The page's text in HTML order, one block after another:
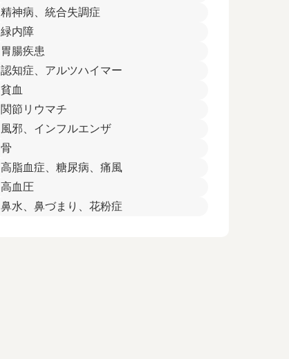
精神病、統合失調症
緑内障
胃腸疾患
認知症、アルツハイマー
貧血
関節リウマチ
風邪、インフルエンザ
骨
高脂血症、糖尿病、痛風
高血圧
鼻水、鼻づまり、花粉症